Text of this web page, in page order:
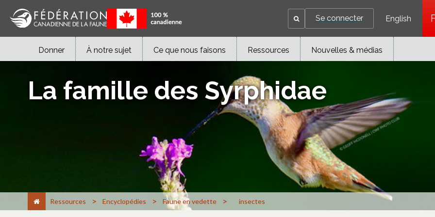
Se connecter English
Donner À notre sujet Ce que nous faisons Ressources Nouvelles & médias
La famille des Syrphidae
Ressources > Encyclopédies > Faune en vedette > insectes